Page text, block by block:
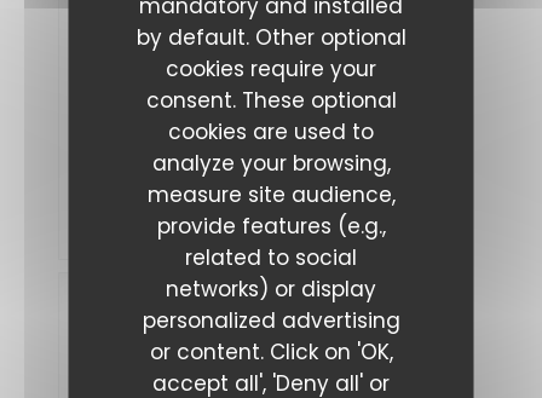
by default. Other optional
cookies require your
consent. These optional
cookies are used to
analyze your browsing,
measure site audience,
provide features (e.g.,
related to social
networks) or display
personalized advertising
or content. Click on 'OK,
accept all', 'Deny all' or
Food: